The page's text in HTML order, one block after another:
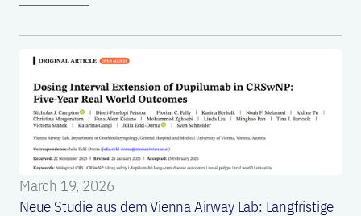
March 19, 2026
Neue Studie aus dem Vienna Airway Lab: Langfristige